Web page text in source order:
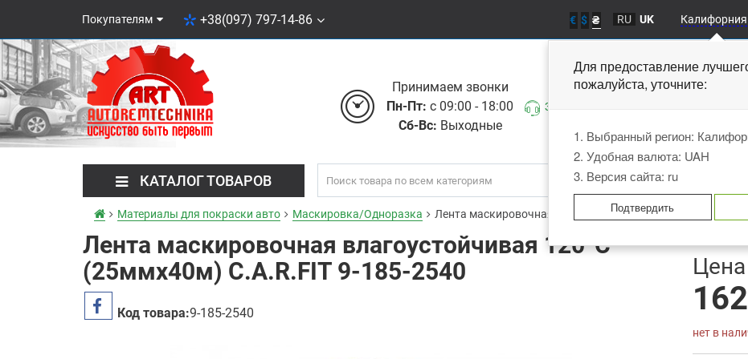
Покупателям +38(097) 797-14-86 € $ ₴ RU UK Калифорния
Для предоставление
пожалуйста, уточните:
1. Выбранный регион:
2. Удобная валюта: UAH
3. Версия сайта: ru
Подтвердить
Принимаем звонки
Пн-Пт: с 09:00 - 18:00
Сб-Вс: Выходные
Заказать звонок
КАТАЛОГ ТОВАРОВ
Материалы для покраски авто Маскировка/Одноразка Лента маскировочная влагоустойчивая 120°C (25ммх40м)
Лента маскировочная влагоустойчивая 120°C
(25ммх40м) C.A.R.FIT 9-185-2540
Код товара:9-185-2540
Цена
нет в